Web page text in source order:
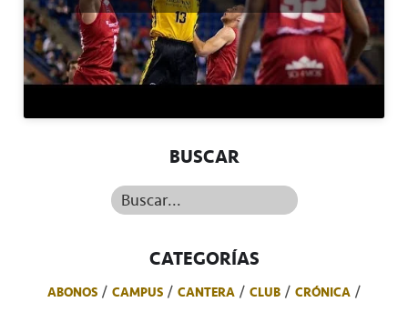
BUSCAR
Buscar...
CATEGORÍAS
ABONOS CAMPUS CANTERA CLUB
CRÓNICA